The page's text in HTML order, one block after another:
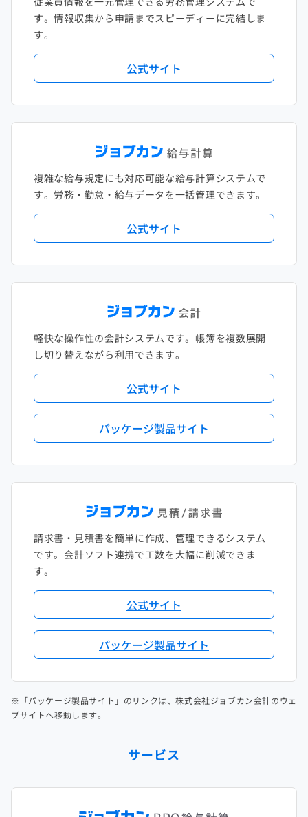
す。情報収集から申請までスピーディーに完結しま
す。
公式サイト
複雑な給与規定にも対応可能な給与計算システムで
す。労務・勤怠・給与データを一括管理できます。
公式サイト
軽快な操作性の会計システムです。帳簿を複数展開
し切り替えながら利用できます。
公式サイト
パッケージ製品サイト
請求書・見積書を簡単に作成、管理できるシステム
です。会計ソフト連携で工数を大幅に削減できま
す。
公式サイト
パッケージ製品サイト
※「パッケージ製品サイト」のリンクは、株式会社ジョブカン会計のウェ
ブサイトへ移動します。
サービス